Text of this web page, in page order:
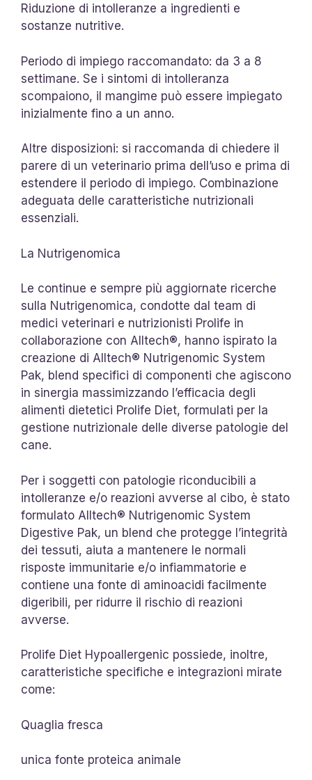
Riduzione di intolleranze a ingredienti e
sostanze nutritive.
Periodo di impiego raccomandato: da 3 a 8
settimane. Se i sintomi di intolleranza
scompaiono, il mangime può essere impiegato
inizialmente fino a un anno.
Altre disposizioni: si raccomanda di chiedere il
parere di un veterinario prima dell’uso e prima di
estendere il periodo di impiego. Combinazione
adeguata delle caratteristiche nutrizionali
essenziali.
La Nutrigenomica
Le continue e sempre più aggiornate ricerche
sulla Nutrigenomica, condotte dal team di
medici veterinari e nutrizionisti Prolife in
collaborazione con Alltech®, hanno ispirato la
creazione di Alltech® Nutrigenomic System
Pak, blend specifici di componenti che agiscono
in sinergia massimizzando l’efficacia degli
alimenti dietetici Prolife Diet, formulati per la
gestione nutrizionale delle diverse patologie del
cane.
Per i soggetti con patologie riconducibili a
intolleranze e/o reazioni avverse al cibo, è stato
formulato Alltech® Nutrigenomic System
Digestive Pak, un blend che protegge l’integrità
dei tessuti, aiuta a mantenere le normali
risposte immunitarie e/o infiammatorie e
contiene una fonte di aminoacidi facilmente
digeribili, per ridurre il rischio di reazioni
avverse.
Prolife Diet Hypoallergenic possiede, inoltre,
caratteristiche specifiche e integrazioni mirate
come:
Quaglia fresca
unica fonte proteica animale